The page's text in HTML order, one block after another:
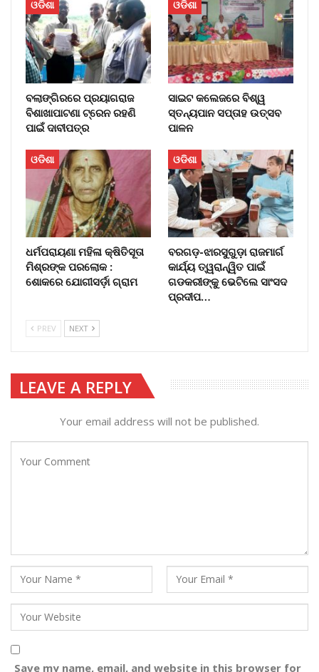
ଓଡିଶା
ବଲାଙ୍ଗିରରେ ପ୍ରୟାଗରାଜ
ବିଶାଖାପାଟଣା ଟ୍ରେନ ରହଣି
ପାଇଁ ଦାବୀପତ୍ର
ଓଡିଶା
ସାଇଟ କଲେଜରେ ବିଶ୍ୱ
ସ୍ତନ୍ୟପାନ ସପ୍ତାହ ଉତ୍ସବ
ପାଳନ
ଓଡିଶା
ଧର୍ମପରାୟଣା ମହିଳା କ୍ଷିତିସୂତା
ମିଶ୍ରଙ୍କ ପରଲୋକ :
ଶୋକରେ ଯୋଗୀସର୍ଡ଼ା ଗ୍ରାମ
ଓଡିଶା
ବରଗଡ଼-ଝାରସୁଗୁଡ଼ା ରାଜମାର୍ଗ
କାର୍ଯ୍ୟ ତ୍ୱରାନ୍ୱିତ ପାଇଁ
ଗଡକରୀଙ୍କୁ ଭେଟିଲେ ସାଂସଦ
ପ୍ରଦୀପ…
PREV NEXT
LEAVE A REPLY
Your email address will not be published.
Save my name, email, and website in this browser for